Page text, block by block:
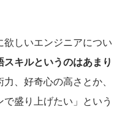
しいエンジニアについ
キルというのはあまり
、好奇心の高さとか、
で盛り上げたい」という